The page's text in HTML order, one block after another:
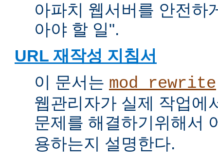
아파치 웹서버를 안전하
아야 할 일".
URL 재작성 지침서
이 문서는 mod_rewrite
웹관리자가 실제 작업에
문제를 해결하기위해서
용하는지 설명한다.